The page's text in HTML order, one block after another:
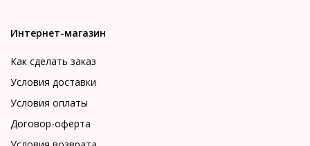
Интернет-магазин
Как сделать заказ
Условия доставки
Условия оплаты
Договор-оферта